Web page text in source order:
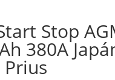
Stop
380A